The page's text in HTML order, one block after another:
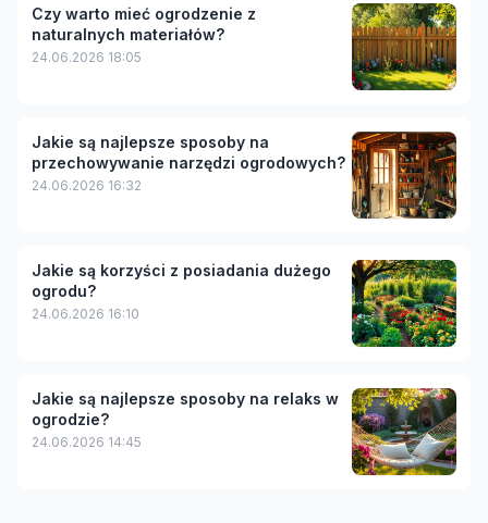
Czy warto mieć ogrodzenie z
naturalnych materiałów?
24.06.2026 18:05
Jakie są najlepsze sposoby na
przechowywanie narzędzi ogrodowych?
24.06.2026 16:32
Jakie są korzyści z posiadania dużego
ogrodu?
24.06.2026 16:10
Jakie są najlepsze sposoby na relaks w
ogrodzie?
24.06.2026 14:45